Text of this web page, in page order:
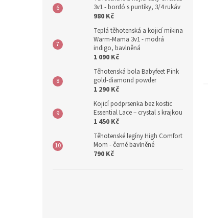
3v1 - bordó s puntíky, 3/4 rukáv
980 Kč
Teplá těhotenská a kojicí mikina
Warm-Mama 3v1 - modrá
indigo, bavlněná
1 090 Kč
Těhotenská bola Babyfeet Pink
gold-diamond powder
1 290 Kč
Kojicí podprsenka bez kostic
Essential Lace – crystal s krajkou
1 450 Kč
Těhotenské legíny High Comfort
Mom - černé bavlněné
790 Kč